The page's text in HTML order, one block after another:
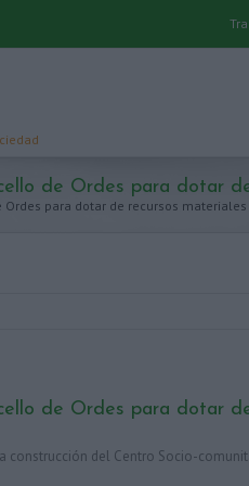
de Ordes para dotar
para dotar de recursos
de Ordes para dotar
construcción del Centro Socio-